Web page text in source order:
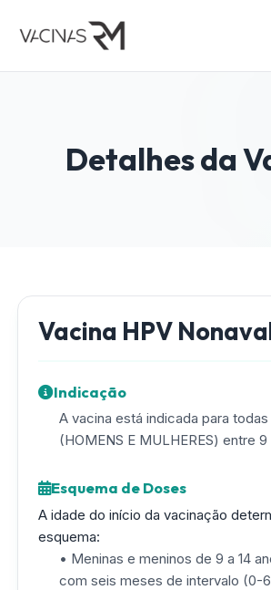
Detalhes da
Vacina HPV
Indicação
A vacina está indicada para
(HOMENS E MULHERES) entre
Esquema de Doses
A idade do início da vacinação
esquema:
• Meninas e meninos de 9 a 14
com seis meses de intervalo (0-